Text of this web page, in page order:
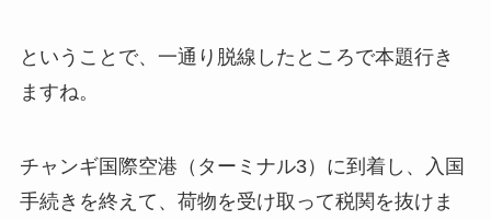
ということで、一通り脱線したところで本題行き
ますね。
チャンギ国際空港（ターミナル3）に到着し、入国
手続きを終えて、荷物を受け取って税関を抜けま